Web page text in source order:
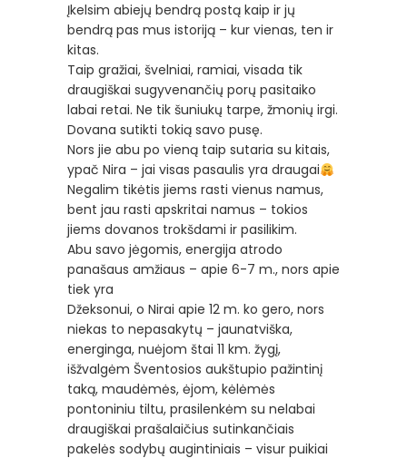
Įkelsim abiejų bendrą postą kaip ir jų
bendrą pas mus istoriją – kur vienas, ten ir
kitas.
Taip gražiai, švelniai, ramiai, visada tik
draugiškai sugyvenančių porų pasitaiko
labai retai. Ne tik šuniukų tarpe, žmonių irgi.
Dovana sutikti tokią savo pusę.
Nors jie abu po vieną taip sutaria su kitais,
ypač Nira – jai visas pasaulis yra draugai
Negalim tikėtis jiems rasti vienus namus,
bent jau rasti apskritai namus – tokios
jiems dovanos trokšdami ir pasilikim.
Abu savo jėgomis, energija atrodo
panašaus amžiaus – apie 6-7 m., nors apie
tiek yra
Džeksonui, o Nirai apie 12 m. ko gero, nors
niekas to nepasakytų – jaunatviška,
energinga, nuėjom štai 11 km. žygį,
išžvalgėm Šventosios aukštupio pažintinį
taką, maudėmės, ėjom, kėlėmės
pontoniniu tiltu, prasilenkėm su nelabai
draugiškai prašalaičius sutinkančiais
pakelės sodybų augintiniais – visur puikiai